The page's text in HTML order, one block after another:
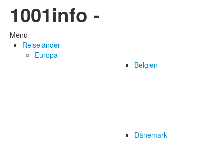
1001info -
Menü
Reiseländer
Europa
Belgien
Dänemark